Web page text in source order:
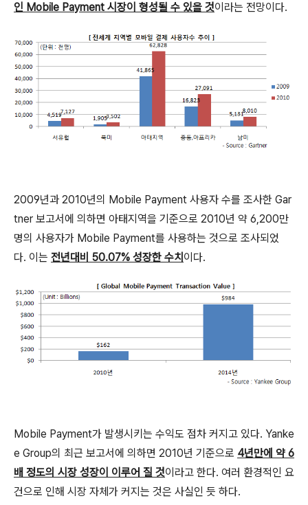
인 Mobile Payment 시장이 형성될 수 있을 것이라는 전망이다.
2009년과 2010년의 Mobile Payment 사용자 수를 조사한 Gar
tner 보고서에 의하면 아태지역을 기준으로 2010년 약 6,200만
명의 사용자가 Mobile Payment를 사용하는 것으로 조사되었
다. 이는 전년대비 50.07% 성장한 수치 이다.
Mobile Payment가 발생시키는 수익도 점차 커지고 있다. Yanke
e Group의 최근 보고서에 의하면 2010년 기준으로 4년만에 약 6
배 정도의 시장 성장이 이루어 질 것이라고 한다. 여러 환경적인 요
건으로 인해 시장 자체가 커지는 것은 사실인 듯 하다.